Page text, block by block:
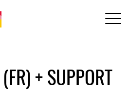
+ SUPPORT